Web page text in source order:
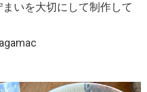
いを大切にして制作して